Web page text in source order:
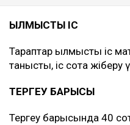
ҚЫЛМЫСТЫҚ ІС
Тараптар қылмыстық іс
танысты, іс сотқа
ТЕРГЕУ БАРЫСЫ
Тергеу барысында 40